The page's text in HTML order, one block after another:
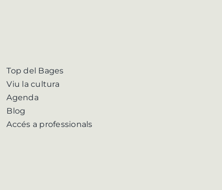
Top del Bages
Viu la cultura
Agenda
Blog
Accés a professionals